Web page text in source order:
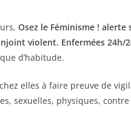
Osez le Féminisme !
violent. Enfermées 24h/
d’habitude.
elles à faire preuve de
sexuelles, physiques,